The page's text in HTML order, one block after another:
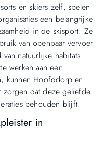
en skiers zelf, spelen
een belangrijke
in de skisport. Ze
van openbaar vervoer
natuurlijke habitats
werken aan een
kunnen Hoofddorp en
zorgen dat deze geliefde
behouden blijft.
in